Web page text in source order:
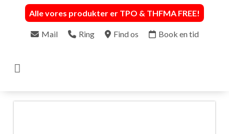
Alle vores produkter er TPO & THFMA FREE!
Mail Ring Find os Book en tid
